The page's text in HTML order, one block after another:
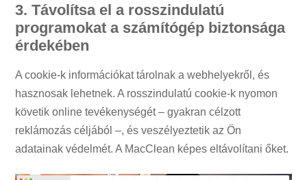
3. Távolítsa el a rosszindulatú
programokat a számítógép biztonsága
érdekében
A cookie-k információkat tárolnak a webhelyekről, és
hasznosak lehetnek. A rosszindulatú cookie-k nyomon
követik online tevékenységét – gyakran célzott
reklámozás céljából –, és veszélyeztetik az Ön
adatainak védelmét. A MacClean képes eltávolítani őket.